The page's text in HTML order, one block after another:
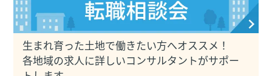
生まれ育った土地で働きたい方へオススメ！
各地域の求人に詳しいコンサルタントがサポー